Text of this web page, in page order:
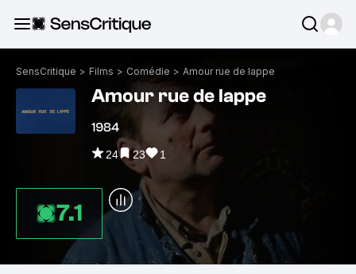
SensCritique > Films > Comédie > Amour rue de lappe
Amour rue de lappe
1984
24 23 1
7.1